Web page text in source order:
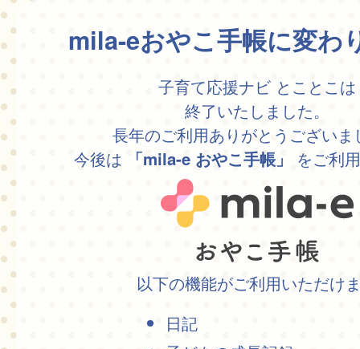
mila-eおやこ手帳に変わ
子育て応援ナビ とことこは
終了いたしました。
長年のご利用ありがとうございま
今後は
「mila-e おやこ手帳」 をご利
以下の機能がご利用いただけ
日記